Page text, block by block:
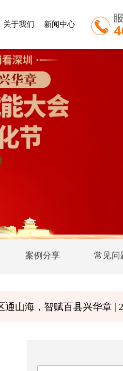
房地产行业
关于我们 新闻中心
案例分享 常见问
，智赋百县兴华章 | 2026第四届营销赋能大